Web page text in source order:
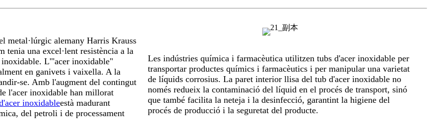
metal·lúrgic alemany Harris Krauss
tenia una excel·lent resistència a la
inoxidable. L'"acer inoxidable"
en ganivets i vaixella. A la
se. Amb l'augment del contingut
l'acer inoxidable han millorat
inoxidableestà madurant
del petroli i de processament
Les indústries química i farmacèutica utilitzen tubs d'acer inoxidable per
transportar productes químics i farmacèutics i per manipular una varietat
de líquids corrosius. La paret interior llisa del tub d'acer inoxidable no
només redueix la contaminació del líquid en el procés de transport, sinó
que també facilita la neteja i la desinfecció, garantint la higiene del
procés de producció i la seguretat del producte.